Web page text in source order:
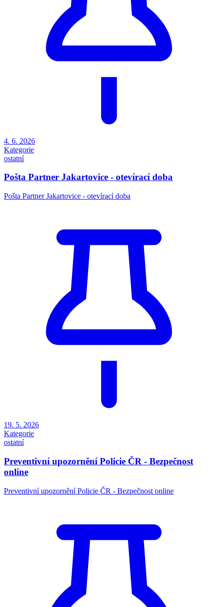
4. 6. 2026
Kategorie
ostatní
Pošta Partner Jakartovice - otevírací doba
Pošta Partner Jakartovice - otevírací doba
19. 5. 2026
Kategorie
ostatní
Preventivní upozornění Policie ČR - Bezpečnost
online
Preventivní upozornění Policie ČR - Bezpečnost online